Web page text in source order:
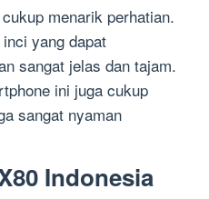
menarik perhatian.
yang dapat
sangat jelas dan tajam.
ini juga cukup
sangat nyaman
Indonesia